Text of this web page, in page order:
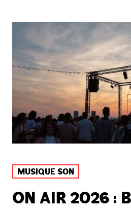
MUSIQUE SON
ON AIR 2026 :